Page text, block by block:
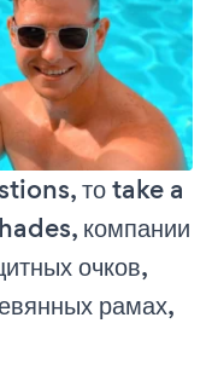
то take a
компании
очков,
рамах,